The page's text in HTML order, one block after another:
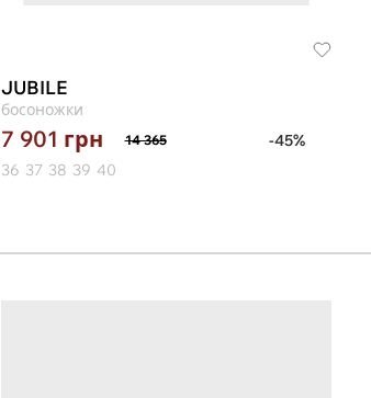
JUBILE
босоножки
7 901 грн 14 365
-45%
36 37 38 39 40